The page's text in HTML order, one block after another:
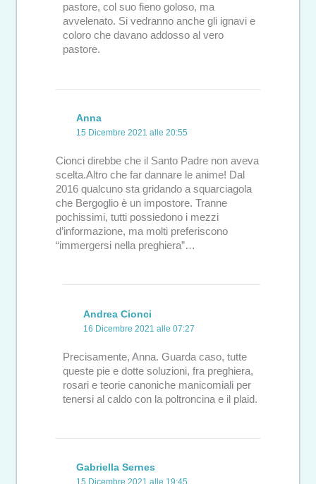
pastore, col suo fieno goloso, ma
avvelenato. Si vedranno anche gli ignavi e
coloro che davano addosso al vero
pastore.
Anna
15 Dicembre 2021 alle 20:55
Cionci direbbe che il Santo Padre non aveva
scelta.Altro che far dannare le anime! Dal
2016 qualcuno sta gridando a squarciagola
che Bergoglio è un impostore. Tranne
pochissimi, tutti possiedono i mezzi
d’informazione, ma molti preferiscono
“immergersi nella preghiera”…
Andrea Cionci
16 Dicembre 2021 alle 07:27
Precisamente, Anna. Guarda caso, tutte
queste pie e dotte soluzioni, fra preghiera,
rosari e teorie canoniche manicomiali per
tenersi al caldo con la poltroncina e il plaid.
Gabriella Sernes